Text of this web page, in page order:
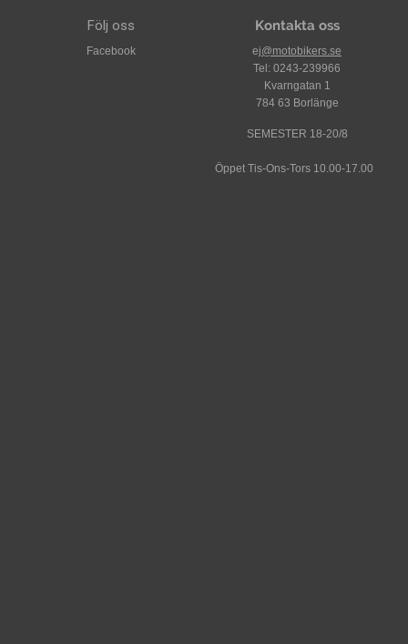
Följ oss
Facebook
Kontakta oss
ej@motobikers.se
Tel: 0243-239966
Kvarngatan 1
784 63 Borlänge
SEMESTER 18-20/8
Öppet Tis-Ons-Tors 10.00-17.00